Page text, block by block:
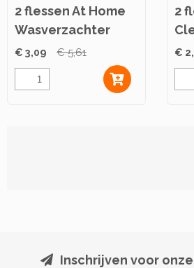
2 flessen At Home
Wasverzachter
750ml
€ 3,09 € 5,61
2
€
Inschrijven voor